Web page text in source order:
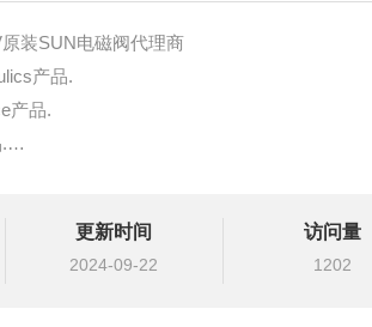
装SUN电磁阀代理商
产品.
产品.
中国台湾北部等液压元件
更新时间
2024-09-22
访问量
1202